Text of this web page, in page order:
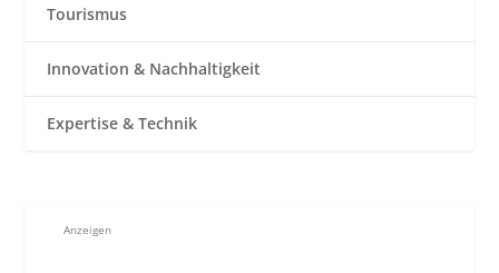
Tourismus
Innovation & Nachhaltigkeit
Expertise & Technik
Anzeigen